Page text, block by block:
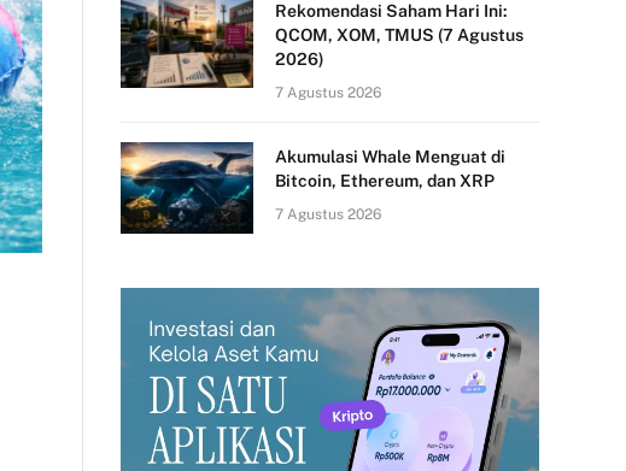
Rekomendasi Saham Hari Ini:
QCOM, XOM, TMUS (7 Agustus
2026)
7 Agustus 2026
Akumulasi Whale Menguat di
Bitcoin, Ethereum, dan XRP
7 Agustus 2026